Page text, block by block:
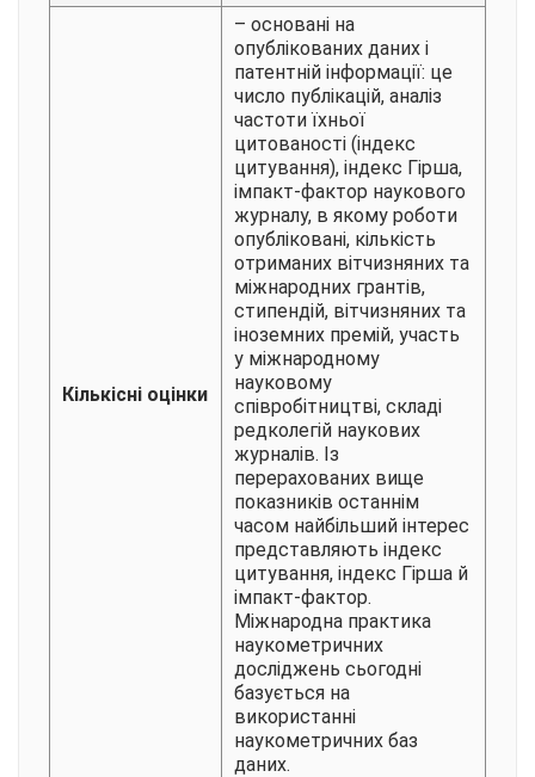
Кількісні оцінки
– основані на
опублікованих даних і
патентній інформації: це
число публікацій, аналіз
частоти їхньої
цитованості (індекс
цитування), індекс Гірша,
імпакт-фактор наукового
журналу, в якому роботи
опубліковані, кількість
отриманих вітчизняних та
міжнародних грантів,
стипендій, вітчизняних та
іноземних премій, участь
у міжнародному
науковому
співробітництві, складі
редколегій наукових
журналів. Із
перерахованих вище
показників останнім
часом найбільший інтерес
представляють індекс
цитування, індекс Гірша й
імпакт-фактор.
Міжнародна практика
наукометричних
досліджень сьогодні
базується на
використанні
наукометричних баз
даних.